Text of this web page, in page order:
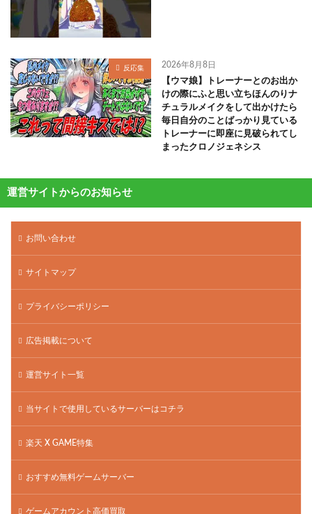
反応集 2026年8月8日
【ウマ娘】トレーナーとのお出か
けの際にふと思い立ちほんのりナ
チュラルメイクをして出かけたら
毎日自分のことばっかり見ている
トレーナーに即座に見破られてし
まったクロノジェネシス
運営サイトからのお知らせ
お問い合わせ
サイトマップ
プライバシーポリシー
広告掲載について
運営サイト一覧
当サイトで使用しているサーバーはコチラ
楽天 X GAME特集
おすすめ無料ゲームサーバー
ゲームアカウント高価買取